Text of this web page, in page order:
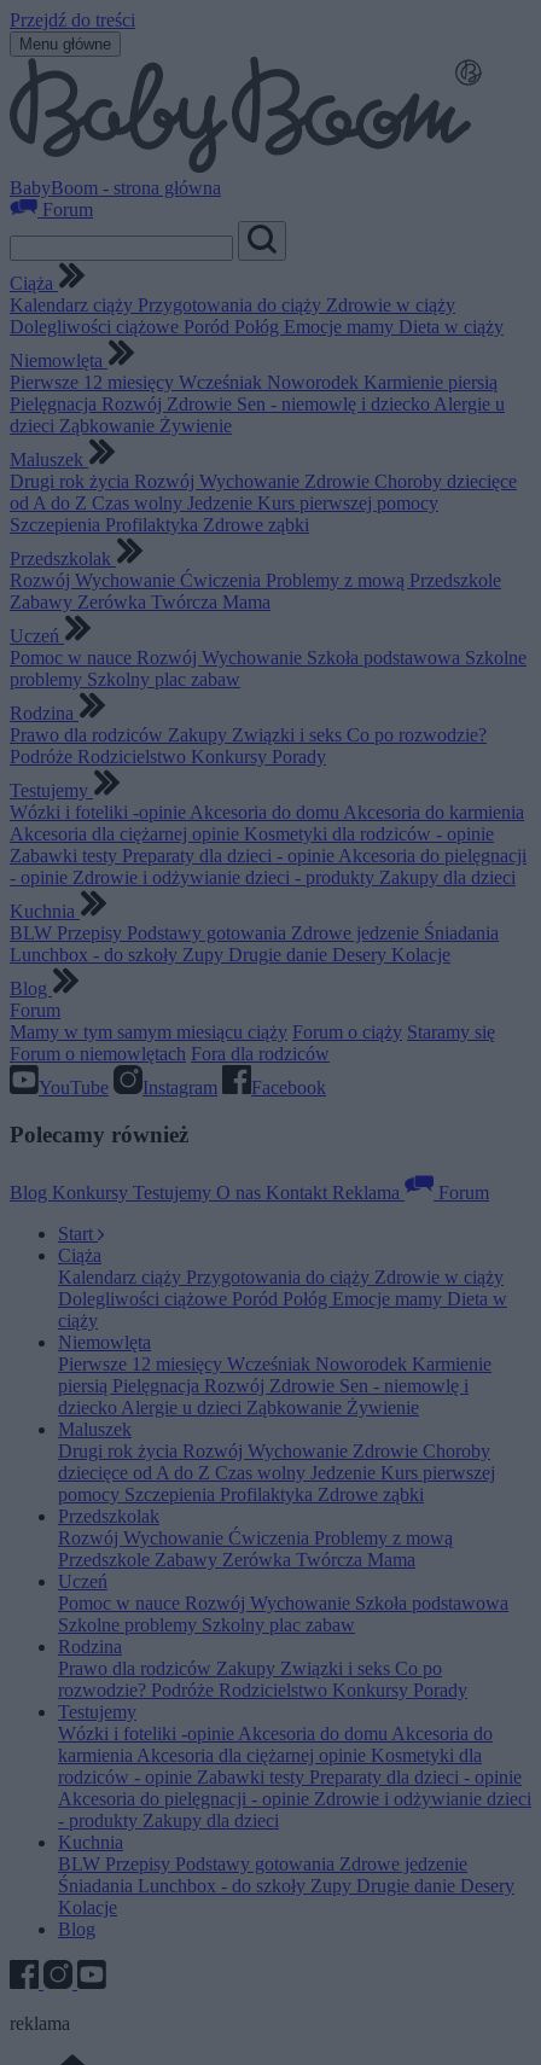
Przejdź do treści
Menu główne
BabyBoom - strona główna
Forum
Ciąża
Kalendarz ciąży Przygotowania do ciąży Zdrowie w ciąży
Dolegliwości ciążowe Poród Połóg Emocje mamy Dieta w ciąży
Niemowlęta
Pierwsze 12 miesięcy Wcześniak Noworodek Karmienie piersią
Pielęgnacja Rozwój Zdrowie Sen - niemowlę i dziecko Alergie u
dzieci Ząbkowanie Żywienie
Maluszek
Drugi rok życia Rozwój Wychowanie Zdrowie Choroby dziecięce
od A do Z Czas wolny Jedzenie Kurs pierwszej pomocy
Szczepienia Profilaktyka Zdrowe ząbki
Przedszkolak
Rozwój Wychowanie Ćwiczenia Problemy z mową Przedszkole
Zabawy Zerówka Twórcza Mama
Uczeń
Pomoc w nauce Rozwój Wychowanie Szkoła podstawowa Szkolne
problemy Szkolny plac zabaw
Rodzina
Prawo dla rodziców Zakupy Związki i seks Co po rozwodzie?
Podróże Rodzicielstwo Konkursy Porady
Testujemy
Wózki i foteliki -opinie Akcesoria do domu Akcesoria do karmienia
Akcesoria dla ciężarnej opinie Kosmetyki dla rodziców - opinie
Zabawki testy Preparaty dla dzieci - opinie Akcesoria do pielęgnacji
- opinie Zdrowie i odżywianie dzieci - produkty Zakupy dla dzieci
Kuchnia
BLW Przepisy Podstawy gotowania Zdrowe jedzenie Śniadania
Lunchbox - do szkoły Zupy Drugie danie Desery Kolacje
Blog
Forum
Mamy w tym samym miesiącu ciąży Forum o ciąży Staramy się
Forum o niemowlętach Fora dla rodziców
YouTube
Instagram Facebook
Polecamy również
Blog Konkursy Testujemy O nas Kontakt Reklama
Forum
Start
Ciąża
Kalendarz ciąży Przygotowania do ciąży Zdrowie w ciąży
Dolegliwości ciążowe Poród Połóg Emocje mamy Dieta w
ciąży
Niemowlęta
Pierwsze 12 miesięcy Wcześniak Noworodek Karmienie
piersią Pielęgnacja Rozwój Zdrowie Sen - niemowlę i
dziecko Alergie u dzieci Ząbkowanie Żywienie
Maluszek
Drugi rok życia Rozwój Wychowanie Zdrowie Choroby
dziecięce od A do Z Czas wolny Jedzenie Kurs pierwszej
pomocy Szczepienia Profilaktyka Zdrowe ząbki
Przedszkolak
Rozwój Wychowanie Ćwiczenia Problemy z mową
Przedszkole Zabawy Zerówka Twórcza Mama
Uczeń
Pomoc w nauce Rozwój Wychowanie Szkoła podstawowa
Szkolne problemy Szkolny plac zabaw
Rodzina
Prawo dla rodziców Zakupy Związki i seks Co po
rozwodzie? Podróże Rodzicielstwo Konkursy Porady
Testujemy
Wózki i foteliki -opinieAkcesoria do domu Akcesoria do
karmieniaAkcesoria dla ciężarnej opinie Kosmetyki dla
rodziców - opinie Zabawki testy Preparaty dla dzieci - opinie
Akcesoria do pielęgnacji - opinie Zdrowie i odżywianie dzieci
- produkty Zakupy dla dzieci
Kuchnia
BLW Przepisy Podstawy gotowania Zdrowe jedzenie
Śniadania Lunchbox - do szkoły Zupy Drugie danie Desery
Kolacje
Blog
reklama